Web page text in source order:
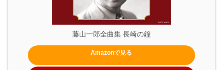
藤山一郎全曲集 長崎の鐘
Amazonで見る